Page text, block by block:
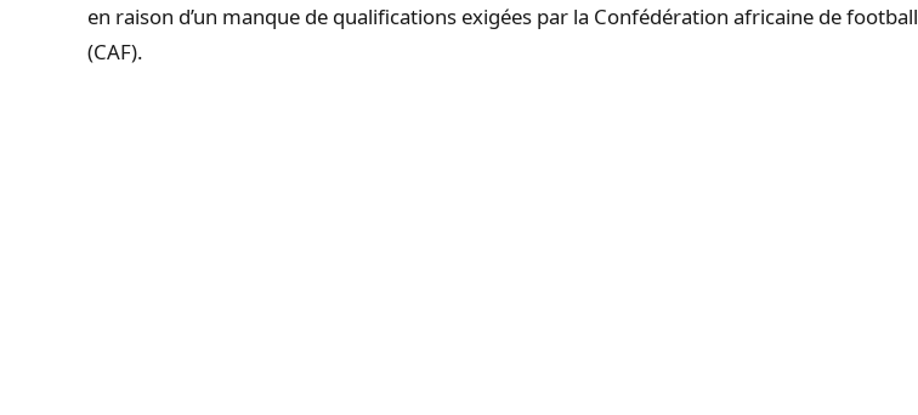
en raison d’un manque de qualifications exigées par la Confédération africaine de football
(CAF).